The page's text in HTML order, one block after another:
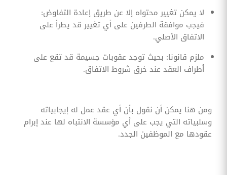
لا يمكن تغيير محتواه إلا عن طريق إعادة التفاوض:
فيجب موافقة الطرفين على أي تغيير قد يطرأ على
الاتفاق الأصلي.
ملزم قانونا: بحيث توجد عقوبات جسيمة قد تقع على
أطراف العقد عند خرق شروط الاتفاق.
ومن هنا يمكن أن نقول بأن أي عقد عمل له إيجابياته
وسلبياته التي يجب على أي مؤسسة الانتباه لها عند إبرام
عقودها مع الموظفين الجدد.